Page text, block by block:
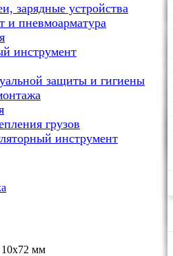
зарядные устройства
и пневмоарматура
инструмент
защиты и гигиены
грузов
инструмент
мм